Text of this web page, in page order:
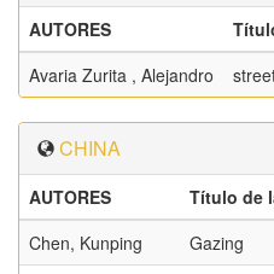
AUTORES
Avaria Zurita , Alejandro
CHINA
AUTORES Título de
Chen, Kunping
Gazing